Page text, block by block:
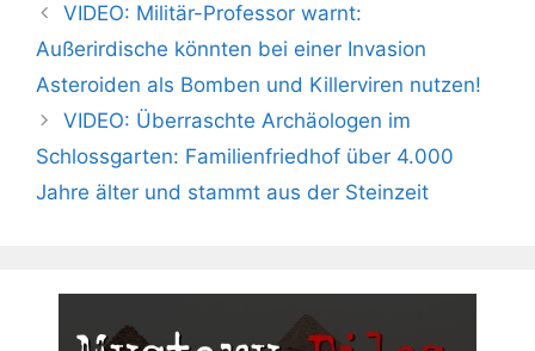
VIDEO: Militär-Professor warnt:
Außerirdische könnten bei einer Invasion
Asteroiden als Bomben und Killerviren nutzen!
VIDEO: Überraschte Archäologen im
Schlossgarten: Familienfriedhof über 4.000
Jahre älter und stammt aus der Steinzeit